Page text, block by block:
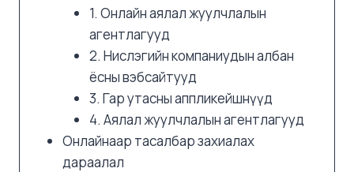
1. Онлайн аялал жуулчлалын
агентлагууд
2. Нислэгийн компаниудын албан
ёсны вэбсайтууд
3. Гар утасны аппликейшнүүд
4. Аялал жуулчлалын агентлагууд
Онлайнаар тасалбар захиалах
дараалал